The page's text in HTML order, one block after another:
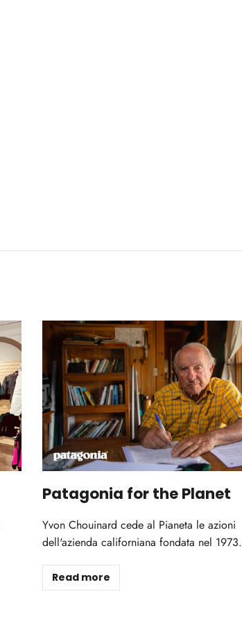
Patagonia for the Planet
Yvon Chouinard cede al Pianeta le azioni
dell'azienda californiana fondata nel 1973.
Read more